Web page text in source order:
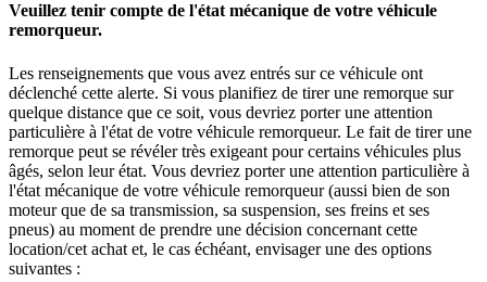
Veuillez tenir compte de l'état mécanique de votre véhicule
remorqueur.
Les renseignements que vous avez entrés sur ce véhicule ont
déclenché cette alerte. Si vous planifiez de tirer une remorque sur
quelque distance que ce soit, vous devriez porter une attention
particulière à l'état de votre véhicule remorqueur. Le fait de tirer une
remorque peut se révéler très exigeant pour certains véhicules plus
âgés, selon leur état. Vous devriez porter une attention particulière à
l'état mécanique de votre véhicule remorqueur (aussi bien de son
moteur que de sa transmission, sa suspension, ses freins et ses
pneus) au moment de prendre une décision concernant cette
location/cet achat et, le cas échéant, envisager une des options
suivantes :